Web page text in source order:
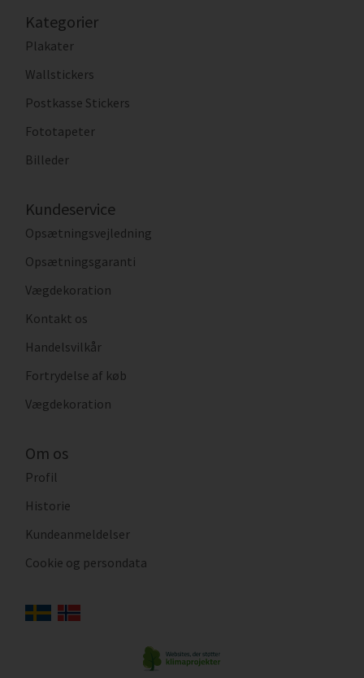
Kategorier
Plakater
Wallstickers
Postkasse Stickers
Fototapeter
Billeder
Kundeservice
Opsætningsvejledning
Opsætningsgaranti
Vægdekoration
Kontakt os
Handelsvilkår
Fortrydelse af køb
Vægdekoration
Om os
Profil
Historie
Kundeanmeldelser
Cookie og persondata